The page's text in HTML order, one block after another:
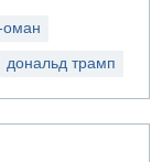
оман
дональд трамп